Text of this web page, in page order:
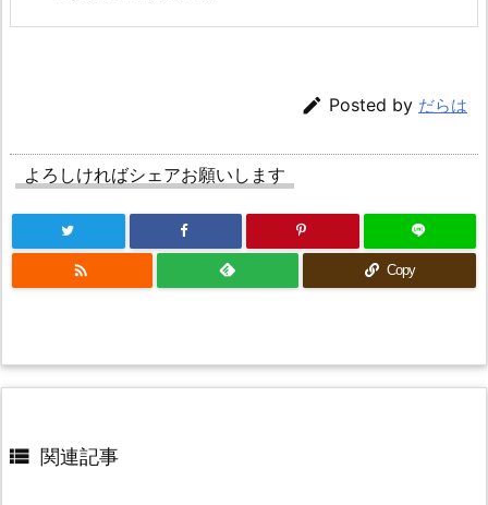
 Posted by だらは
よろしければシェアお願いします
 Copy
 関連記事